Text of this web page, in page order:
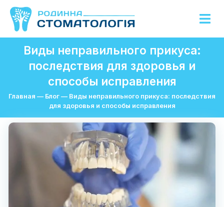
Виды неправильного прикуса:
последствия для здоровья и
способы исправления
Главная — Блог — Виды неправильного прикуса: последствия
для здоровья и способы исправления